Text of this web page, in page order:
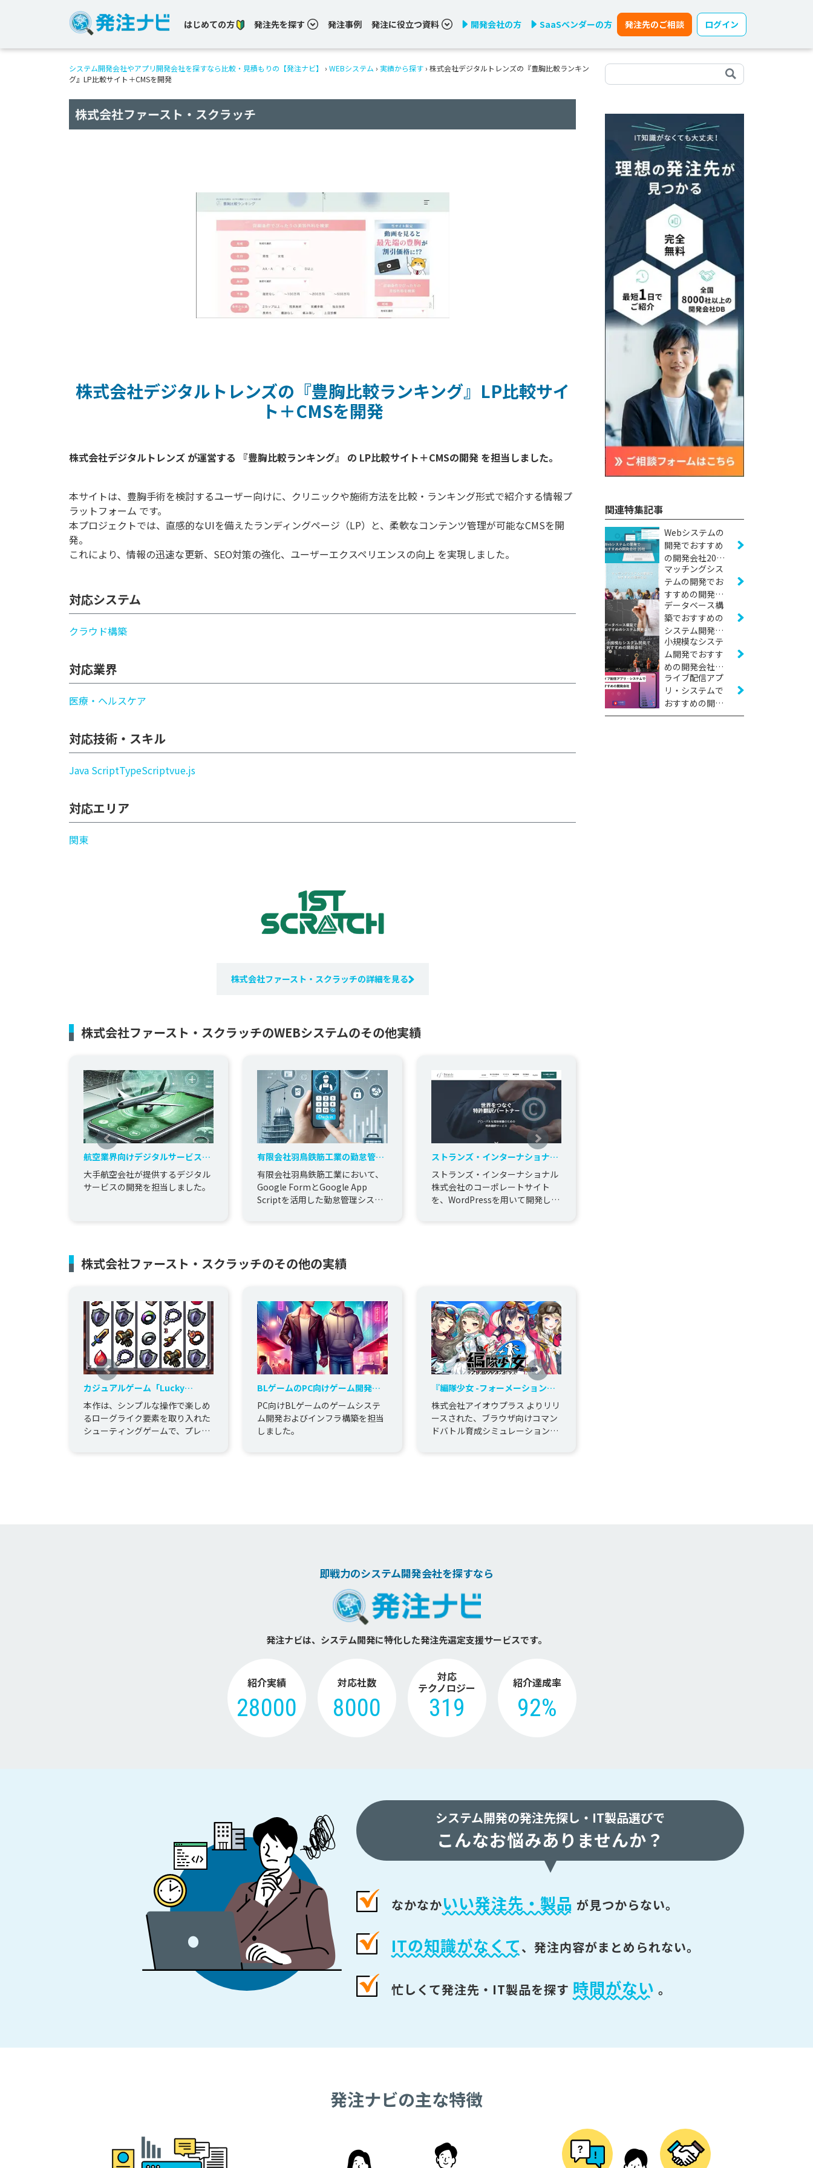
はじめての方 発注先を探す 発注事例 発注に役立つ資料 開発会社の方 SaaSベンダーの方 発注先のご相談 ログイン
システム開発会社やアプリ開発会社を探すなら比較・見積もりの【発注ナビ】 › WEBシステム › 実績から探す › 株式会社デジタルトレンズの『豊胸比較ランキン
グ』LP比較サイト＋CMSを開発
株式会社ファースト・スクラッチ
株式会社デジタルトレンズの『豊胸比較ランキング』LP比較サイ
ト＋CMSを開発
本サイトは、豊胸手術を検討するユーザー向けに、クリニックや施術方法を比較・ランキング形式で紹介する情報プ
ラットフォーム です。
本プロジェクトでは、直感的なUIを備えたランディングページ（LP）と、柔軟なコンテンツ管理が可能なCMSを開
発。
これにより、情報の迅速な更新、SEO対策の強化、ユーザーエクスペリエンスの向上 を実現しました。
対応システム
クラウド構築
対応業界
医療・ヘルスケア
対応技術・スキル
Java ScriptTypeScriptvue.js
対応エリア
関東
株式会社ファースト・スクラッチの詳細を見る
株式会社ファースト・スクラッチのWEBシステムのその他実績
航空業界向けデジタルサービスの
開発を担当
大手航空会社が提供するデジタル
サービスの開発を担当しました。
有限会社羽鳥鉄筋工業の勤怠管理
システム導入を支援
有限会社羽鳥鉄筋工業において、
Google FormとGoogle App
Scriptを活用した勤怠管理システ
ストランズ・インターナショナル
株式会社のコーポレートサイトを
WordPressで開発
ストランズ・インターナショナル
株式会社のコーポレートサイト
を、WordPressを用いて開発しま
株式会社ファースト・スクラッチのその他の実績
カジュアルゲーム「Lucky
Dungeon - Rogue like RPG」の
開発を担当しました。
本作は、シンプルな操作で楽しめ
るローグライク要素を取り入れた
シューティングゲームで、プレイ
がら生き残ることを目指します。
BLゲームのPC向けゲーム開発を
担当
PC向けBLゲームのゲームシステ
ム開発およびインフラ構築を担当
しました。
『編隊少女 -フォーメーションガ
ールズ-』の開発に協力
株式会社アイオウプラス よりリリ
ースされた、ブラウザ向けコマン
ドバトル育成シミュレーションゲ
ンガールズ-』 の 開発・企画...
関連特集記事
Webシステムの
開発でおすすめ
の開発会社20社
【2026年版】
マッチングシス
テムの開発でお
すすめの開発会
社16社【2026年
版】
データベース構
築でおすすめの
システム開発会
社11社【2026年
版】
小規模なシステ
ム開発でおすす
めの開発会社16
社【2026年版】
ライブ配信アプ
リ・システムで
おすすめの開発
会社10社【2026
即戦力のシステム開発会社を探すなら
発注ナビは、システム開発に特化した発注先選定支援サービスです。
紹介実績
28000
対応社数
8000
対応
テクノロジー
319
紹介達成率
92%
システム開発の発注先探し・ IT製品選びで
こんなお悩みありませんか？
なかなかいい発注先・製品 が見つからない。
ITの知識がなくて、 発注内容がまとめられない。
忙しくて発注先・IT製品を探す 時間がない 。
発注ナビの主な特徴